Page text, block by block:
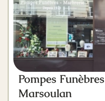
Pompes
Marsoulan